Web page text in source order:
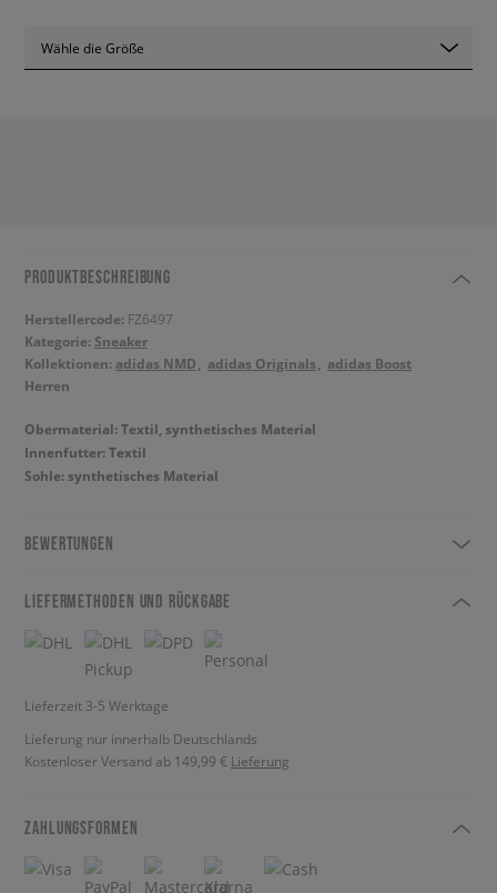
Wähle die Größe
PRODUKTBESCHREIBUNG
Herstellercode: FZ6497
Kategorie: Sneaker
Kollektionen: adidas NMD adidas Originals
adidas Boost
Herren
Obermaterial: Textil, synthetisches Material
Innenfutter: Textil
Sohle: synthetisches Material
BEWERTUNGEN
LIEFERMETHODEN UND RÜCKGABE
Lieferzeit 3-5 Werktage
Lieferung nur innerhalb Deutschlands
Kostenloser Versand ab 149,99 € Lieferung
ZAHLUNGSFORMEN